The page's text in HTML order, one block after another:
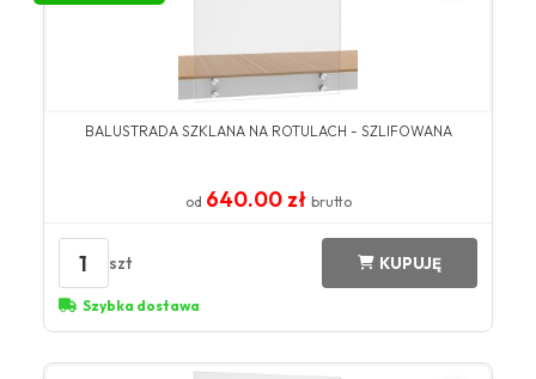
BALUSTRADA SZKLANA NA ROTULACH - SZLIFOWANA
od 640.00 zł brutto
1 szt KUPUJĘ
Szybka dostawa